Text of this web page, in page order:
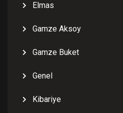
Elmas
Gamze Aksoy
Gamze Buket
Genel
Kibariye